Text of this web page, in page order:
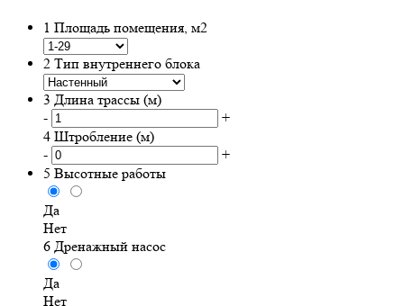
1 Площадь помещения, м2
2 Тип внутреннего блока
3 Длина трассы (м)
-
+
4 Штробление (м)
-
+
5 Высотные работы
Да
Нет
6 Дренажный насос
Да
Нет